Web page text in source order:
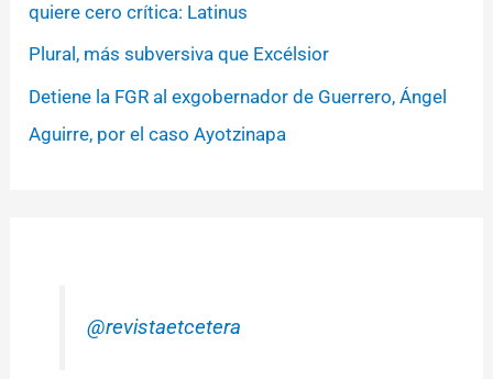
quiere cero crítica: Latinus
Plural, más subversiva que Excélsior
Detiene la FGR al exgobernador de Guerrero, Ángel
Aguirre, por el caso Ayotzinapa
@revistaetcetera